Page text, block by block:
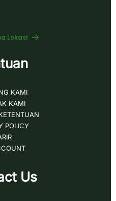
Lokasi
KAMI
KAMI
POLICY
Us